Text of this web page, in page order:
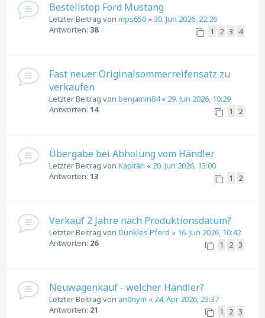
Bestellstop Ford Mustang
Letzter Beitrag von mps650 «30. Jun 2026, 22:26
Antworten: 38 1 2 3 4
Fast neuer Originalsommerreifensatz zu
verkaufen
Letzter Beitrag von benjamin84« 29. Jun 2026, 10:29
Antworten: 14 1 2
Übergabe bei Abholung vom Händler
Letzter Beitrag von Kapitän « 20. Jun 2026, 13:00
Antworten: 13 1 2
Verkauf 2 Jahre nach Produktionsdatum?
Letzter Beitrag von Dunkles Pferd « 16. Jun 2026, 10:42
Antworten: 26 1 2 3
Neuwagenkauf - welcher Händler?
Letzter Beitrag von an0nym « 24. Apr 2026, 23:37
Antworten: 21 1 2 3